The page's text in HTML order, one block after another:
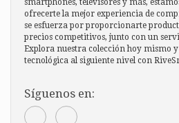
ofrecerte la mejor experiencia de
se esfuerza por proporcionarte
precios competitivos, junto con un
Explora nuestra colección hoy mismo
tecnológica al siguiente nivel con
Síguenos en: